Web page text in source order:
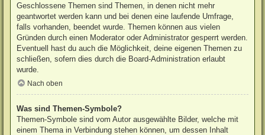
Geschlossene Themen sind Themen, in denen nicht mehr
geantwortet werden kann und bei denen eine laufende Umfrage,
falls vorhanden, beendet wurde. Themen können aus vielen
Gründen durch einen Moderator oder Administrator gesperrt werden.
Eventuell hast du auch die Möglichkeit, deine eigenen Themen zu
schließen, sofern dies durch die Board-Administration erlaubt
wurde.
Nach oben
Was sind Themen-Symbole?
Themen-Symbole sind vom Autor ausgewählte Bilder, welche mit
einem Thema in Verbindung stehen können, um dessen Inhalt